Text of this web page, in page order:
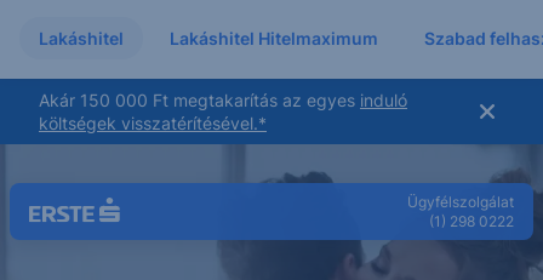
Lakáshitel Lakáshitel Hitelmaximum Szabad
Akár 150 000 Ft megtakarítás az egyes induló
költségek visszatérítésével.*
Ügyfélszolgálat
(1) 298 0222